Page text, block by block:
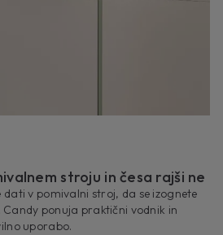
stroju in česa rajši ne
dati v pomivalni stroj, da se izognete
ponuja praktični vodnik in
uporabo.